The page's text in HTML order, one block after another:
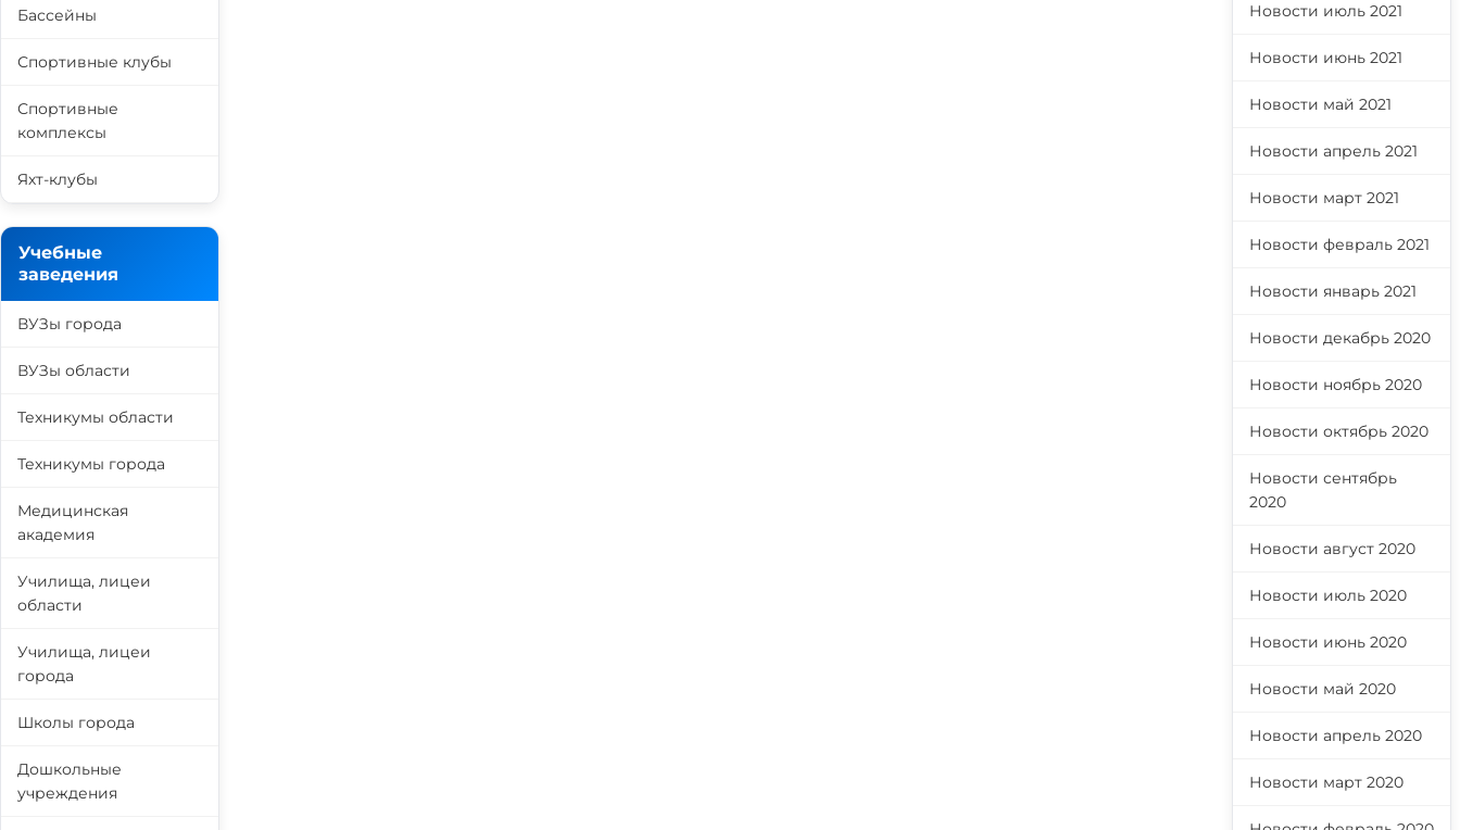
Бассейны
Спортивные клубы
Спортивные
комплексы
Яхт-клубы
Учебные
заведения
ВУЗы города
ВУЗы области
Техникумы области
Техникумы города
Медицинская
академия
Училища, лицеи
области
Училища, лицеи
города
Школы города
Дошкольные
учреждения
Новости июль 2021
Новости июнь 2021
Новости май 2021
Новости апрель 2021
Новости март 2021
Новости февраль 2021
Новости январь 2021
Новости декабрь 2020
Новости ноябрь 2020
Новости октябрь 2020
Новости сентябрь
2020
Новости август 2020
Новости июль 2020
Новости июнь 2020
Новости май 2020
Новости апрель 2020
Новости март 2020